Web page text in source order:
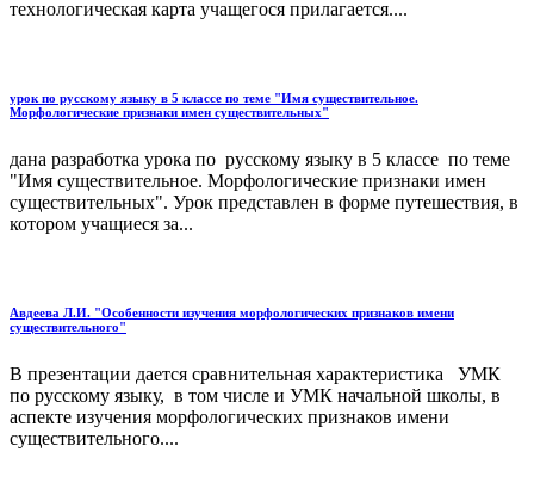
технологическая карта учащегося прилагается....
урок по русскому языку в 5 классе по теме "Имя существительное.
Морфологические признаки имен существительных"
дана разработка урока по русскому языку в 5 классе по теме
"Имя существительное. Морфологические признаки имен
существительных". Урок представлен в форме путешествия, в
котором учащиеся за...
Авдеева Л.И. "Особенности изучения морфологических признаков имени
существительного"
В презентации дается сравнительная характеристика УМК
по русскому языку, в том числе и УМК начальной школы, в
аспекте изучения морфологических признаков имени
существительного....